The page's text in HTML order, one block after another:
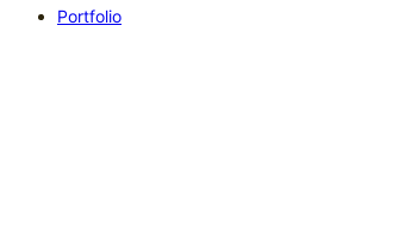
Portfolio